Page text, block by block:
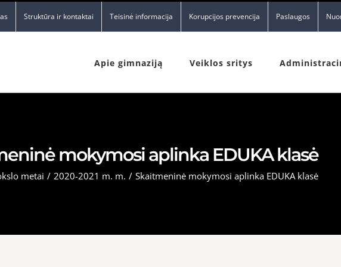
Struktūra ir kontaktai Teisinė informacija Korupcijos prevencija Paslaugos
Apie gimnaziją Veiklos sritys
mokymosi aplinka EDUKA klasė
metai / 2020-2021 m. m. / Skaitmeninė mokymosi aplinka EDUKA klasė